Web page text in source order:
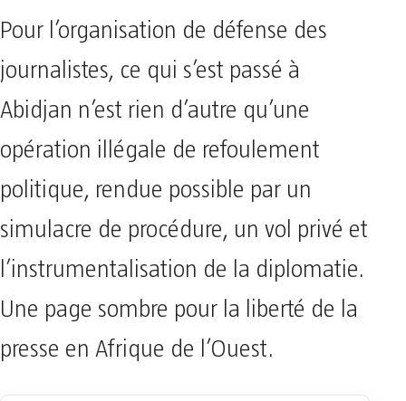
Pour l’organisation de défense des
journalistes, ce qui s’est passé à
Abidjan n’est rien d’autre qu’une
opération illégale de refoulement
politique, rendue possible par un
simulacre de procédure, un vol privé et
l’instrumentalisation de la diplomatie.
Une page sombre pour la liberté de la
presse en Afrique de l’Ouest.